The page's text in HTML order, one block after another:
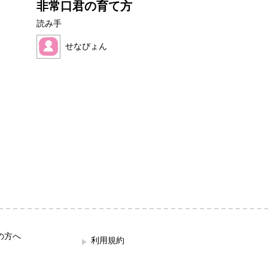
非常口君の育て方
読み手
せなぴょん
方へ 利用規約